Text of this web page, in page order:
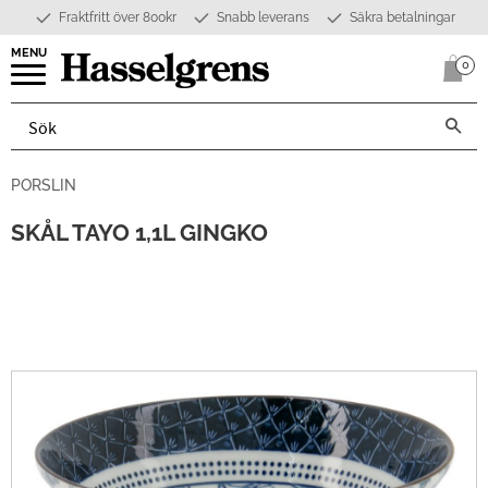
Meny
Fraktfritt över 800kr Snabb leverans Säkra betalningar
0
PORSLIN
SKÅL TAYO 1,1L GINGKO